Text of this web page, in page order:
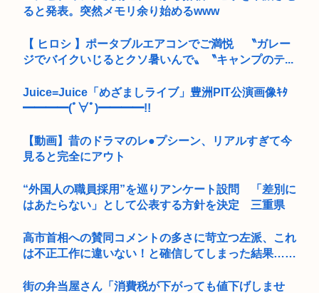
ると発表。突然メモリ余り始めるwww
【 ヒロシ 】ポータブルエアコンでご満悦 〝ガレー
ジでバイクいじるとクソ暑いんで〟〝キャンプのテ...
Juice=Juice「めざましライブ」豊洲PIT公演画像ｷﾀ
━━━━(ﾟ∀ﾟ)━━━━!!
【動画】昔のドラマのレ●プシーン、リアルすぎて今
見ると完全にアウト
“外国人の職員採用”を巡りアンケート設問 「差別に
はあたらない」として公表する方針を決定 三重県
高市首相への賛同コメントの多さに苛立つ左派、これ
は不正工作に違いない！と確信してしまった結果……
街の弁当屋さん「消費税が下がっても値下げしませ